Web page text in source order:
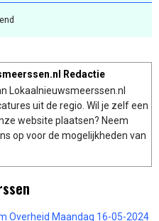
Redactie
Lokaalnieuwsmeerssen.nl
uit de regio. Wil je zelf een
website plaatsen? Neem
op voor de mogelijkheden van
Overheid Maandag 16-05-2024